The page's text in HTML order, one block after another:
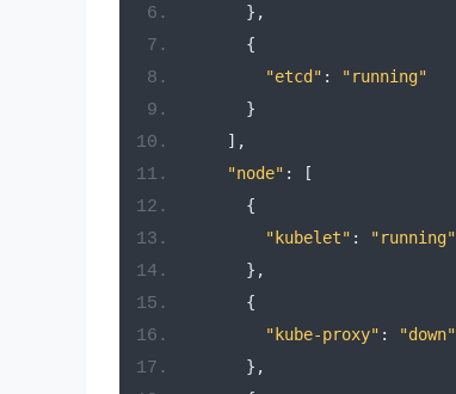
},
{
"etcd" :
"running"
}
],
"node" :
[
{
"kubelet" :
"running"
},
{
"kube-proxy" :
"down"
},